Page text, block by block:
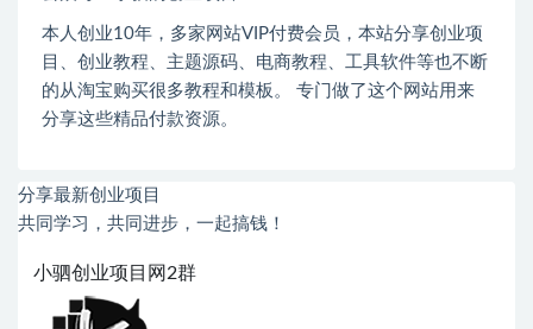
本人创业10年，多家网站VIP付费会员，本站分享创业项
目、创业教程、主题源码、电商教程、工具软件等也不断
的从淘宝购买很多教程和模板。 专门做了这个网站用来
分享这些精品付款资源。
分享最新创业项目
共同学习，共同进步，一起搞钱！
小驷创业项目网2群